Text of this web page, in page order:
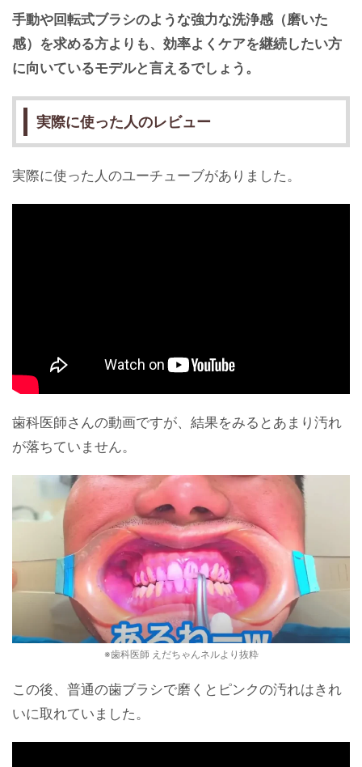
手動や回転式ブラシのような強力な洗浄感（磨いた
感）を求める方よりも、効率よくケアを継続したい方
に向いているモデルと言えるでしょう。
実際に使った人のレビュー
実際に使った人のユーチューブがありました。
歯科医師さんの動画ですが、結果をみるとあまり汚れ
が落ちていません。
※歯科医師 えだちゃんネルより抜粋
この後、普通の歯ブラシで磨くとピンクの汚れはきれ
いに取れていました。